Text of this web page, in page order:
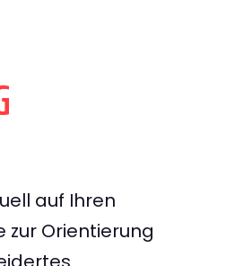
auf Ihren
zur Orientierung